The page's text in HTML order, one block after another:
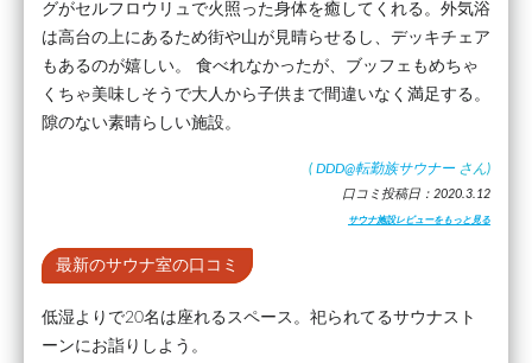
グがセルフロウリュで火照った身体を癒してくれる。外気浴
は高台の上にあるため街や山が見晴らせるし、デッキチェア
もあるのが嬉しい。 食べれなかったが、ブッフェもめちゃ
くちゃ美味しそうで大人から子供まで間違いなく満足する。
隙のない素晴らしい施設。
( DDD@転勤族サウナー さん)
口コミ投稿日：2020.3.12
サウナ施設レビューをもっと見る
最新のサウナ室の口コミ
低湿よりで20名は座れるスペース。祀られてるサウナスト
ーンにお詣りしよう。